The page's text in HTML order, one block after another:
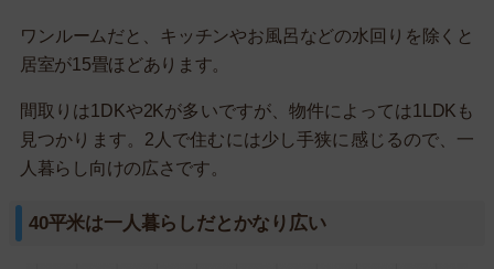
ワンルームだと、キッチンやお風呂などの水回りを除くと
居室が15畳ほどあります。
間取りは1DKや2Kが多いですが、物件によっては1LDKも
見つかります。2人で住むには少し手狭に感じるので、一
人暮らし向けの広さです。
40平米は一人暮らしだとかなり広い